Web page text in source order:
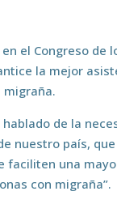
el Congreso
la mejor
migraña.
de la
nuestro país,
una
con migraña”.